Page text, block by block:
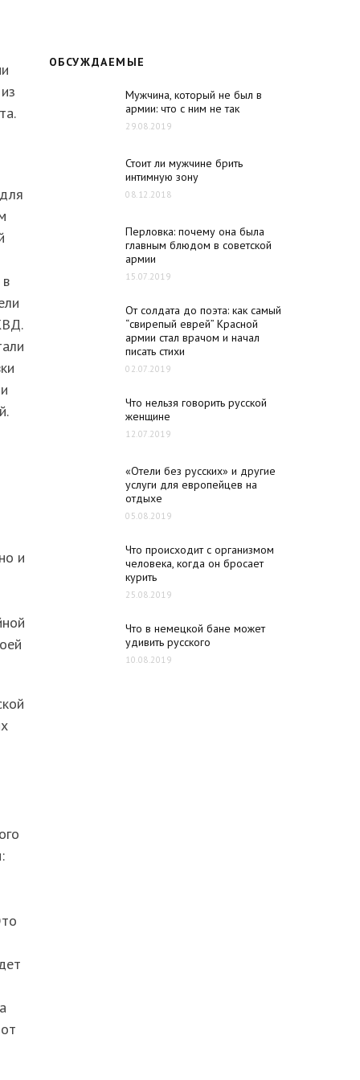
и
ОБСУЖДАЕМЫЕ
Мужчина, который не был в
армии: что с ним не так
29.08.2019
Стоит ли мужчине брить
интимную зону
08.12.2018
Перловка: почему она была
главным блюдом в советской
армии
15.07.2019
От солдата до поэта: как самый
“свирепый еврей” Красной
армии стал врачом и начал
писать стихи
02.07.2019
Что нельзя говорить русской
женщине
12.07.2019
«Отели без русских» и другие
услуги для европейцев на
отдыхе
05.08.2019
Что происходит с организмом
человека, когда он бросает
курить
25.08.2019
Что в немецкой бане может
удивить русского
10.08.2019